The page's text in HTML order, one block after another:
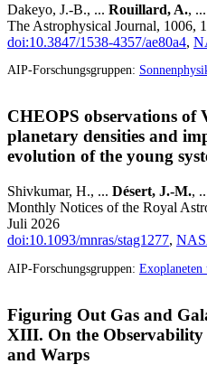
Dakeyo, J.-B., ... Rouillard, A., ...
The Astrophysical Journal, 1006,
doi:10.3847/1538-4357/ae80a4,
AIP-Forschungsgruppen:
CHEOPS observations of
planetary densities and
evolution of the young
Shivkumar, H., ... Désert, J.-M.,
Monthly Notices of the Royal
Juli 2026
doi:10.1093/mnras/stag1277,
AIP-Forschungsgruppen: Exoplaneten
Figuring Out Gas and
XIII. On the Observability
and Warps